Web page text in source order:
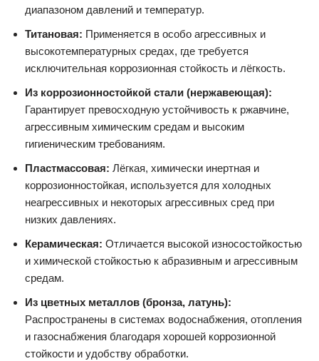
диапазоном давлений и температур.
Титановая: Применяется в особо агрессивных и
высокотемпературных средах, где требуется
исключительная коррозионная стойкость и лёгкость.
Из коррозионностойкой стали (нержавеющая):
Гарантирует превосходную устойчивость к ржавчине,
агрессивным химическим средам и высоким
гигиеническим требованиям.
Пластмассовая: Лёгкая, химически инертная и
коррозионностойкая, используется для холодных
неагрессивных и некоторых агрессивных сред при
низких давлениях.
Керамическая: Отличается высокой износостойкостью
и химической стойкостью к абразивным и агрессивным
средам.
Из цветных металлов (бронза, латунь):
Распространены в системах водоснабжения, отопления
и газоснабжения благодаря хорошей коррозионной
стойкости и удобству обработки.